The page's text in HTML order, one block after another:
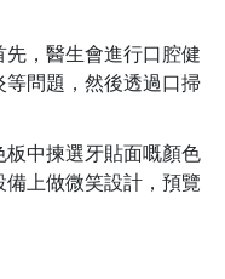
，醫生會進行口腔健
等問題，然後透過口掃
中揀選牙貼面嘅顏色
備上做微笑設計，預覽